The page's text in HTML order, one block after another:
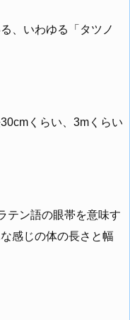
、いわゆる「タツノ
くらい、3mくらい
テン語の眼帯を意味す
感じの体の長さと幅